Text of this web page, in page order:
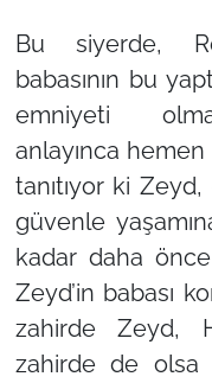
Bu siyerde,
babasının bu
emniyeti
anlayınca
tanıtıyor ki
güvenle
kadar daha
Zeyd’in babası
zahirde Zeyd,
zahirde de olsa